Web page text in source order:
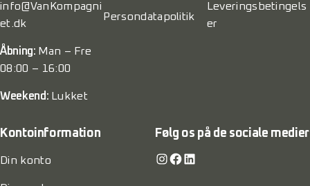
info@VanKompagni
et.dk
Åbning: Man – Fre
08:00 – 16:00
Weekend: Lukket
Persondatapolitik
Leveringsbetingels
er
Kontoinformation
Din konto
Følg os på de sociale medier
Instagram Facebook LinkedIn